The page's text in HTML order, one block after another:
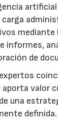
carga
mediante
informes,
de
valor
una
definida.